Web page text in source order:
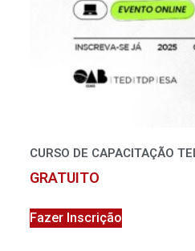
CURSO DE CAPACITAÇÃO
GRATUITO
Fazer Inscrição